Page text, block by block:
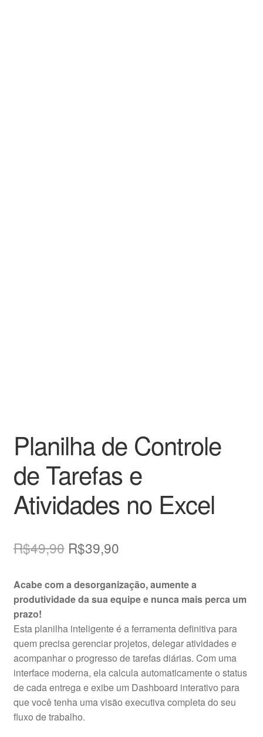
Planilha de Controle
de Tarefas e
Atividades no Excel
R$49,90 O
original
R$49,90.
R$39,90O
atual
é:
R$39,90.
Acabe com a desorganização, aumente a
produtividade da sua equipe e nunca mais perca um
prazo!
Esta planilha inteligente é a ferramenta definitiva para
quem precisa gerenciar projetos, delegar atividades e
acompanhar o progresso de tarefas diárias. Com uma
interface moderna, ela calcula automaticamente o status
de cada entrega e exibe um Dashboard interativo para
que você tenha uma visão executiva completa do seu
fluxo de trabalho.